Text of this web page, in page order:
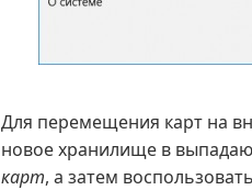
Для перемещения карт на
новое хранилище в
карт, а затем